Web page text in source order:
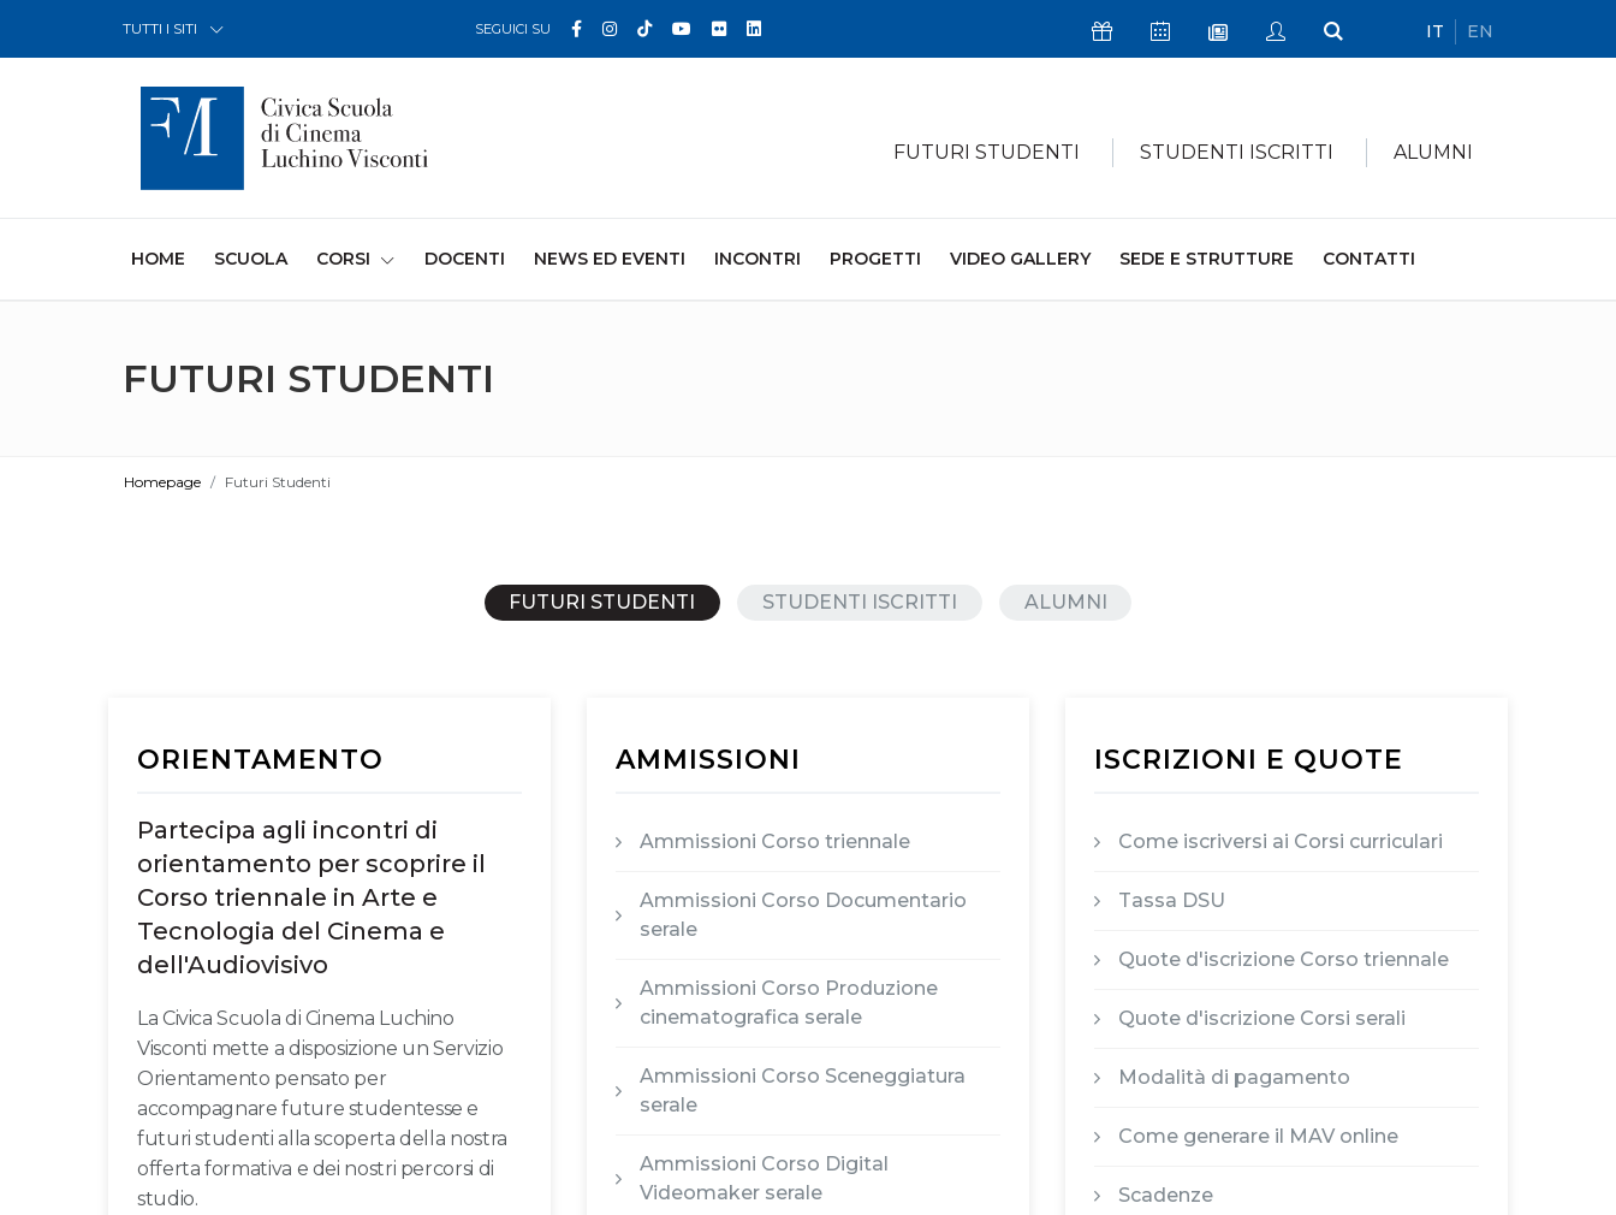
TUTTI I SITI SEGUICI SU Facebook
Instagram
TikTokYouTube
FlickrLinkedin Icona SostieniciIcona Calendario Eventi
Icona Newsletter
Icona My Civica
Icona Cerca
IT EN
FUTURI STUDENTI STUDENTI ISCRITTI ALUMNI
HOME (CURRENT)
SCUOLA CORSI DOCENTI NEWS ED EVENTI INCONTRI PROGETTI VIDEO GALLERY SEDE E STRUTTURE CONTATTI
FUTURI STUDENTI
Homepage Futuri Studenti
FUTURI STUDENTI STUDENTI ISCRITTI ALUMNI
ORIENTAMENTO
Partecipa agli incontri di
orientamento per scoprire il
Corso triennale in Arte e
Tecnologia del Cinema e
dell'Audiovisivo
La Civica Scuola di Cinema Luchino
Visconti mette a disposizione un Servizio
Orientamento pensato per
accompagnare future studentesse e
futuri studenti alla scoperta della nostra
offerta formativa e dei nostri percorsi di
studio.
AMMISSIONI
Ammissioni Corso triennale
Ammissioni Corso Documentario
serale
Ammissioni Corso Produzione
cinematografica serale
Ammissioni Corso Sceneggiatura
serale
Ammissioni Corso Digital
Videomaker serale
ISCRIZIONI E QUOTE
Come iscriversi ai Corsi curriculari
Tassa DSU
Quote d'iscrizione Corso triennale
Quote d'iscrizione Corsi serali
Modalità di pagamento
Come generare il MAV online
Scadenze